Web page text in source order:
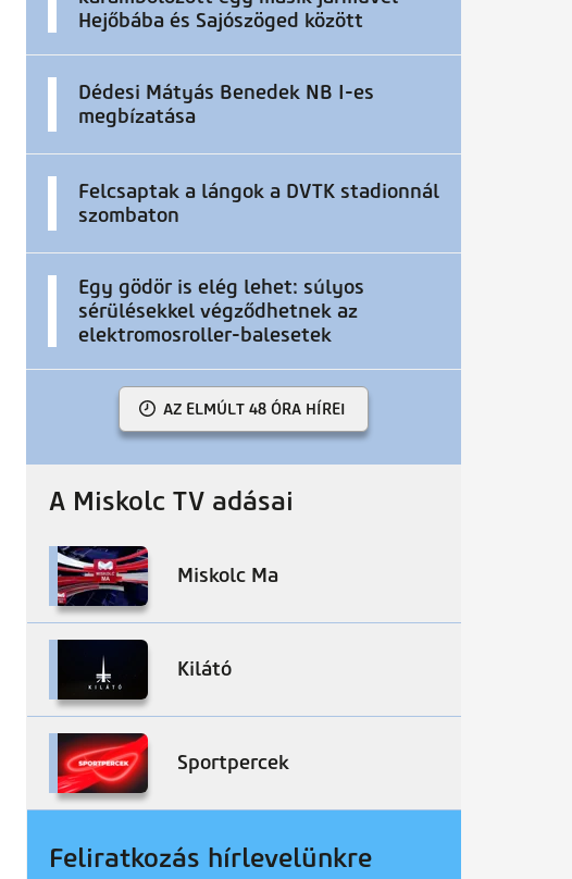
Hejőbába és Sajószöged között
Dédesi Mátyás Benedek NB I-es
megbízatása
Felcsaptak a lángok a DVTK stadionnál
szombaton
Egy gödör is elég lehet: súlyos
sérülésekkel végződhetnek az
elektromosroller-balesetek
AZ ELMÚLT 48 ÓRA HÍREI
A Miskolc TV adásai
Miskolc Ma
Kilátó
Sportpercek
Feliratkozás hírlevelünkre